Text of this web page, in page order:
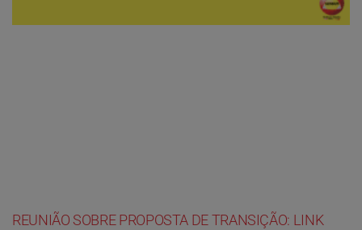
REUNIÃO SOBRE PROPOSTA DE TRANSIÇÃO: LINK